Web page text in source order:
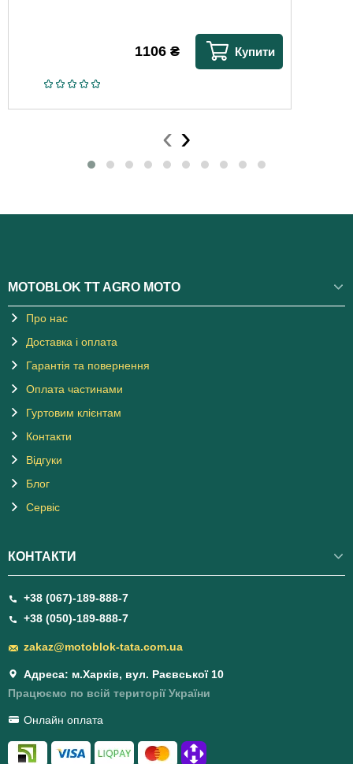
1106 ₴ Купити
‹ ›
MOTOBLOK TT AGRO MOTO
Про нас
Доставка і оплата
Гарантія та повернення
Оплата частинами
Гуртовим клієнтам
Контакти
Відгуки
Блог
Сервіс
КОНТАКТИ
+38 (067)-189-888-7
+38 (050)-189-888-7
zakaz@motoblok-tata.com.ua
Адреса: м.Харків, вул. Раєвської 10
Працюємо по всій території України
Онлайн оплата